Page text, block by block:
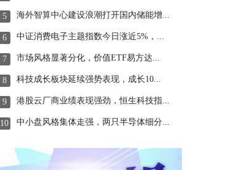
5 海外智算中心建设浪潮打开国内储能增...
6 中证消费电子主题指数今日涨近5%，...
7 市场风格显著分化，价值ETF易方达...
8 科技成长板块延续强势表现，成长10...
9 港股云厂商业绩表现强劲，恒生科技指...
10 中小盘风格集体走强，两只半导体细分...